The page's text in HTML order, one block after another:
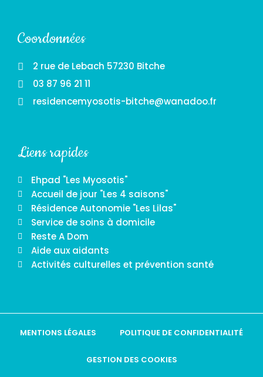
Coordonnées
2 rue de Lebach 57230 Bitche
03 87 96 21 11
residencemyosotis-bitche@wanadoo.fr
Liens rapides
Ehpad "Les Myosotis"
Accueil de jour "Les 4 saisons"
Résidence Autonomie "Les Lilas"
Service de soins à domicile
Reste A Dom
Aide aux aidants
Activités culturelles et prévention santé
MENTIONS LÉGALES POLITIQUE DE CONFIDENTIALITÉ
GESTION DES COOKIES